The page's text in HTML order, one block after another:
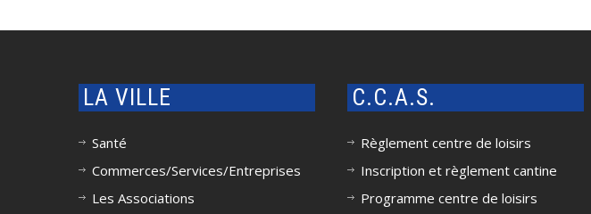
LA VILLE
Santé
Commerces/Services/Entreprises
Les Associations
C.C.A.S.
Règlement centre de loisirs
Inscription et règlement cantine
Programme centre de loisirs